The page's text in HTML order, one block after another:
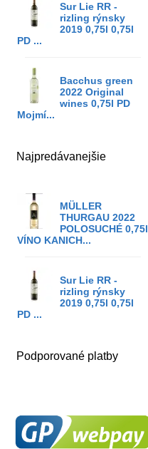
Sur Lie RR -
rizling rýnsky
2019 0,75l 0,75l
PD ...
Bacchus green
2022 Original
wines 0,75l PD
Mojmí...
Najpredávanejšie
MÜLLER
THURGAU 2022
POLOSUCHÉ 0,75l
VÍNO KANICH...
Sur Lie RR -
rizling rýnsky
2019 0,75l 0,75l
PD ...
Podporované platby